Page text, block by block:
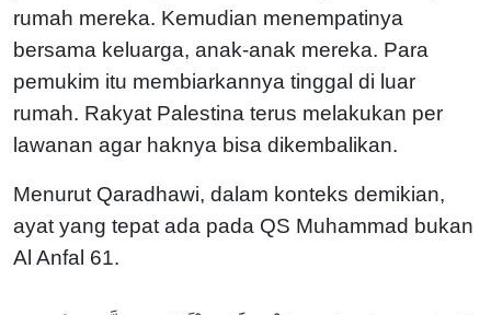
rumah mereka. Kemudian menempatinya
bersama keluarga, anak-anak mereka. Para
pemukim itu membiarkannya tinggal di luar
rumah. Rakyat Palestina terus melakukan per
lawanan agar haknya bisa dikembalikan.
Menurut Qaradhawi, dalam konteks demikian,
ayat yang tepat ada pada QS Muhammad bukan
Al Anfal 61.